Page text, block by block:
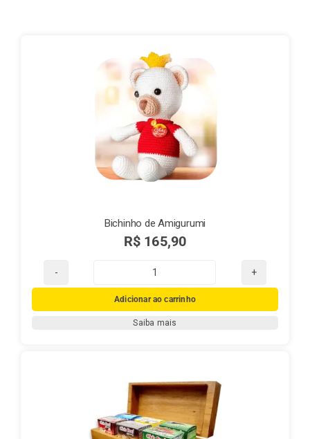
Exportação
Blog
Bichinho de Amigurumi
R$165,90
Bichinho
de
Amigurumi
Adicionar ao carrinho
Saiba mais